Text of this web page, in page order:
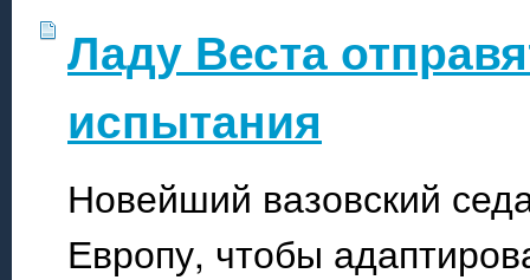
Ладу Веста
испытания
Новейший вазовский
Европу, чтобы